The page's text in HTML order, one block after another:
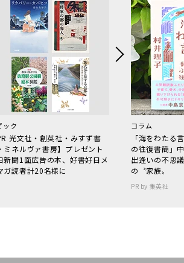
ック
光文社・創英社・みすず書
ミネルヴァ書房】プレゼント
新聞1面広告の本、好書好日メ
ガ読者計20名様に
コラム
「海をわた
の往復書簡」
出逢いの不思
の〝家族〟
PR by 集英社